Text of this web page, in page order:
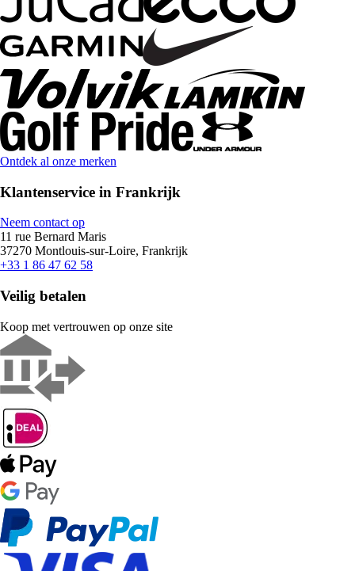
Ontdek al onze merken
Klantenservice in Frankrijk
Neem contact op
11 rue Bernard Maris
37270 Montlouis-sur-Loire, Frankrijk
+33 1 86 47 62 58
Veilig betalen
Koop met vertrouwen op onze site